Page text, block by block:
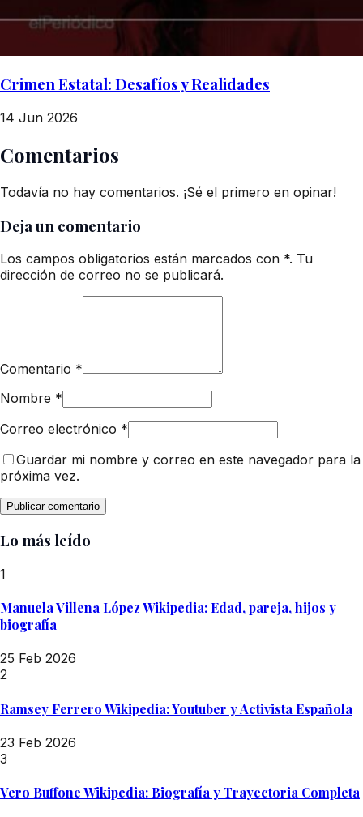
Crimen Estatal: Desafíos y Realidades
14 Jun 2026
Comentarios
Todavía no hay comentarios. ¡Sé el primero en opinar!
Deja un comentario
Los campos obligatorios están marcados con *. Tu
dirección de correo no se publicará.
Comentario *
Nombre *
Correo electrónico *
Guardar mi nombre y correo en este navegador para la
próxima vez.
Lo más leído
1
Manuela Villena López Wikipedia: Edad, pareja, hijos y
biografía
25 Feb 2026
2
Ramsey Ferrero Wikipedia: Youtuber y Activista Española
23 Feb 2026
3
Vero Buffone Wikipedia: Biografía y Trayectoria Completa